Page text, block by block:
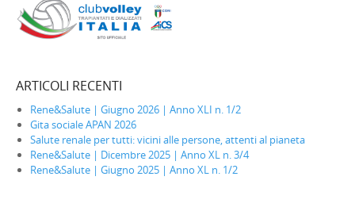
ARTICOLI RECENTI
Rene&Salute | Giugno 2026 | Anno XLI n. 1/2
Gita sociale APAN 2026
Salute renale per tutti: vicini alle persone, attenti al pianeta
Rene&Salute | Dicembre 2025 | Anno XL n. 3/4
Rene&Salute | Giugno 2025 | Anno XL n. 1/2